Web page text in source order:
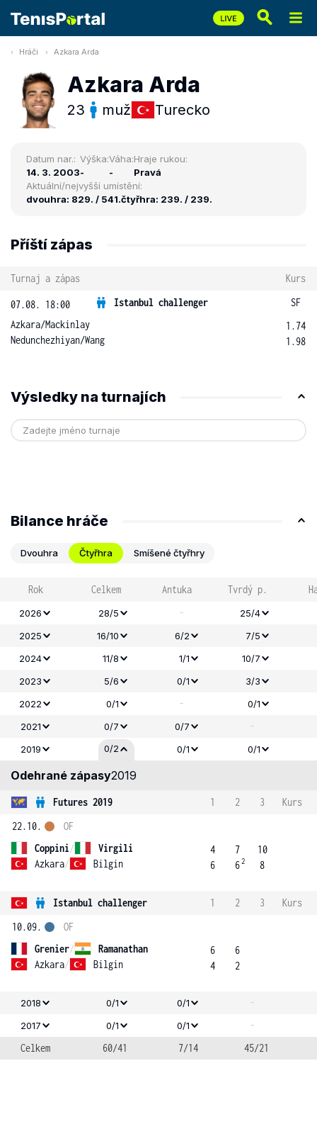
Hráči Azkara Arda
Azkara Arda
23 muž Turecko
Datum nar.:
14. 3. 2003
Výška:
-
Váha:
-
Hraje rukou:
Pravá
Aktuální/nejvyšší umístění:
dvouhra: 829. / 541.čtyřhra: 239. / 239.
Příští zápas
Turnaj a zápas Kurs
07.08. 18:00 Istanbul challenger
SF
Azkara/Mackinlay
Nedunchezhiyan/Wang
1.74
1.98
Výsledky na turnajích
Bilance hráče
Dvouhra Čtyřhra Smíšené čtyřhry
Rok Celkem Antuka Tvrdý p.
2026 28/5 -
25/4
2025
16/10 6/2 7/5
2024
11/8 1/1
10/7
2023
5/6 0/1 3/3
2022
0/1 -
0/1
2021
0/7 0/7 -
2019 0/2 0/1 0/1
Odehrané zápasy2019
Futures 2019 1 2 3
Kurs
22.10.
Coppini/
Virgili
Azkara/ Bilgin
OF
4
6
7
62
10
8
Istanbul challenger 1 2 3
Kurs
10.09.
Grenier/
Ramanathan
Azkara/ Bilgin
OF
6
4
6
2
2018 0/1 0/1 -
2017 0/1 0/1
-
Celkem
60/41 7/14 45/21